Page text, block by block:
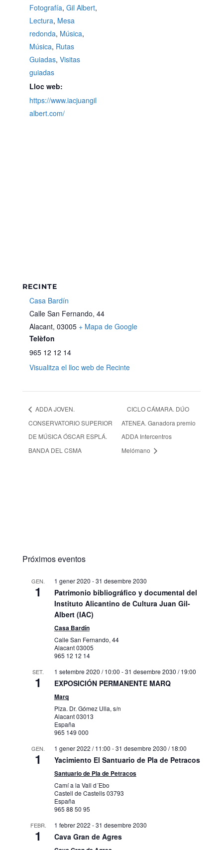
Fotografía, Gil Albert,
Lectura, Mesa
redonda, Música,
Música, Rutas
Guiadas, Visitas
guiadas
Lloc web:
https://www.iacjuangil
albert.com/
RECINTE
Casa Bardín
Calle San Fernando, 44
Alacant, 03005 + Mapa de Google
Telèfon
965 12 12 14
Visualitza el lloc web de Recinte
ADDA JOVEN.
CONSERVATORIO SUPERIOR
DE MÚSICA ÓSCAR ESPLÁ.
BANDA DEL CSMA
CICLO CÁMARA. DÚO
ATENEA. Ganadora premio
ADDA Intercentros
Melómano
Próximos eventos
GEN.
1
1 gener 2020 -31 desembre 2030
Patrimonio bibliográfico y documental del
Instituto Alicantino de Cultura Juan Gil-
Albert (IAC)
Casa Bardín
Calle San Fernando, 44
Alacant03005
965 12 12 14
SET.
1
1 setembre 2020 / 10:00 -31 desembre 2030 / 19:00
EXPOSICIÓN PERMANENTE MARQ
Marq
Plza. Dr. Gómez Ulla, s/n
Alacant03013
España
965 149 000
GEN.
1
1 gener 2022 / 11:00 -31 desembre 2030 / 18:00
Yacimiento El Santuario de Pla de Petracos
Santuario de Pla de Petracos
Camí a la Vall d´Ebo
Castell de Castells03793
España
965 88 50 95
FEBR.
1
1 febrer 2022 -31 desembre 2030
Cava Gran de Agres